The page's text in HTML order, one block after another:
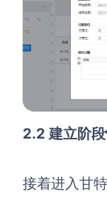
帮助中
获取详
知识分
定价
2.2 建立阶
接着进入甘